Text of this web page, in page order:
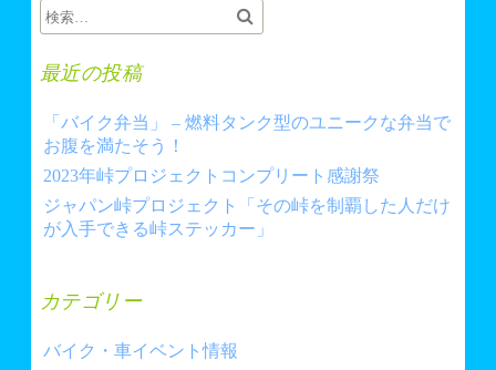
ー
ョ
ン
最近の投稿
「バイク弁当」 – 燃料タンク型のユニークな弁当で
お腹を満たそう！
2023年峠プロジェクトコンプリート感謝祭
ジャパン峠プロジェクト「その峠を制覇した人だけ
が入手できる峠ステッカー」
カテゴリー
バイク・車イベント情報